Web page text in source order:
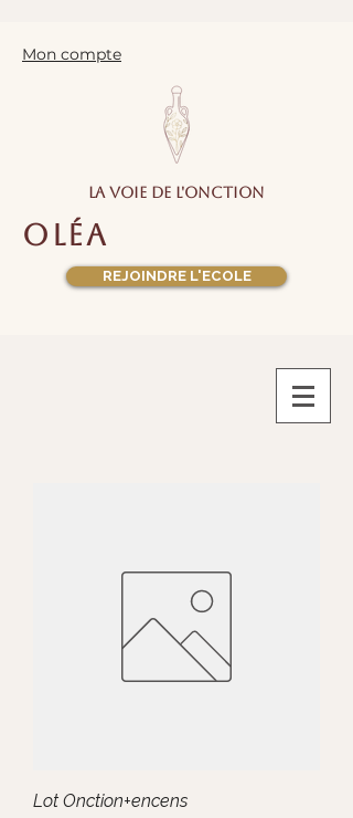
Mon compte
la voie de l'onction
oléa
REJOINDRE L'ECOLE
Lot Onction+encens